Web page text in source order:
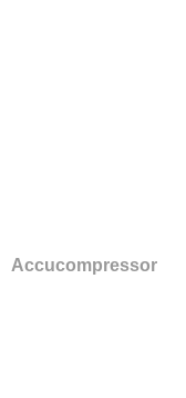
Accucompressor